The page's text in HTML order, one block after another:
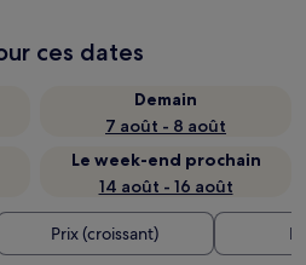
ces dates
Demain
7 août - 8 août
Le week-end prochain
14 août - 16 août
Prix (croissant)